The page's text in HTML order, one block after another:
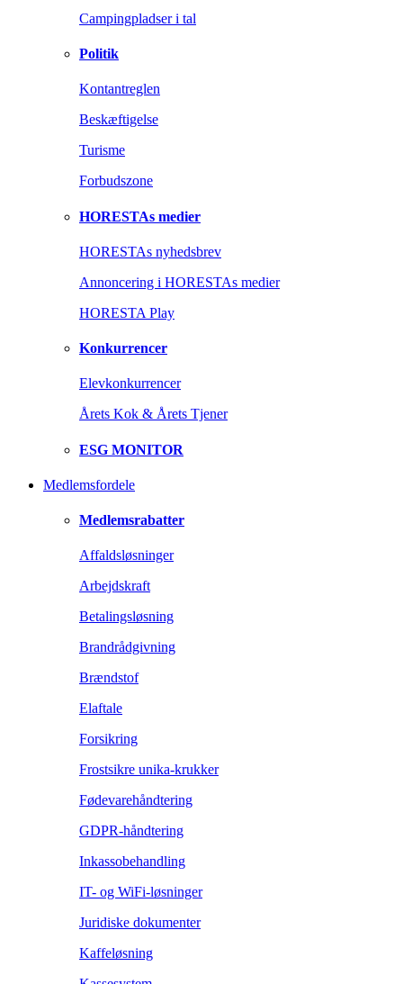
Campingpladser i tal
Politik
Kontantreglen
Beskæftigelse
Turisme
Forbudszone
HORESTAs medier
HORESTAs nyhedsbrev
Annoncering i HORESTAs medier
HORESTA Play
Konkurrencer
Elevkonkurrencer
Årets Kok & Årets Tjener
ESG MONITOR
Medlemsfordele
Medlemsrabatter
Affaldsløsninger
Arbejdskraft
Betalingsløsning
Brandrådgivning
Brændstof
Elaftale
Forsikring
Frostsikre unika-krukker
Fødevarehåndtering
GDPR-håndtering
Inkassobehandling
IT- og WiFi-løsninger
Juridiske dokumenter
Kaffeløsning